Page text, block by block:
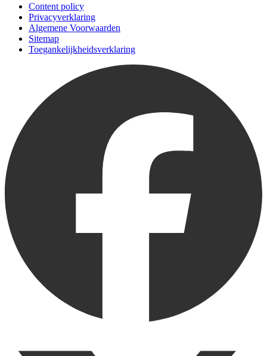
Content policy
Privacyverklaring
Algemene Voorwaarden
Sitemap
Toegankelijkheidsverklaring